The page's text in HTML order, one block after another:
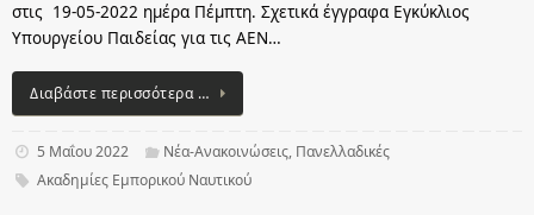
στις 19-05-2022 ημέρα Πέμπτη. Σχετικά έγγραφα Εγκύκλιος
Υπουργείου Παιδείας για τις ΑΕΝ…
Διαβάστε περισσότερα …
5 Μαΐου 2022 Νέα-Ανακοινώσεις, Πανελλαδικές
Ακαδημίες Εμπορικού Ναυτικού